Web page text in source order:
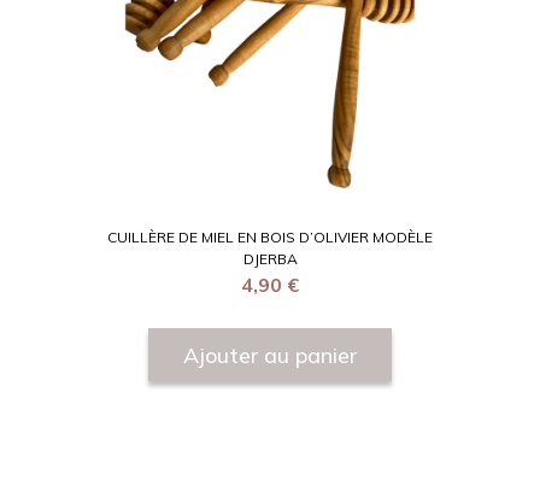
CUILLÈRE DE MIEL EN BOIS D’OLIVIER MODÈLE
DJERBA
4,90 €
Ajouter au panier